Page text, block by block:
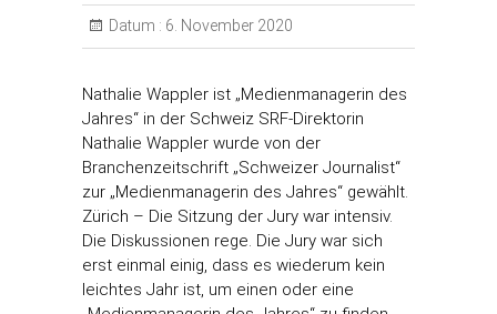
Datum : 6. November 2020
Nathalie Wappler ist „Medienmanagerin des
Jahres“ in der Schweiz SRF-Direktorin
Nathalie Wappler wurde von der
Branchenzeitschrift „Schweizer Journalist“
zur „Medienmanagerin des Jahres“ gewählt.
Zürich – Die Sitzung der Jury war intensiv.
Die Diskussionen rege. Die Jury war sich
erst einmal einig, dass es wiederum kein
leichtes Jahr ist, um einen oder eine